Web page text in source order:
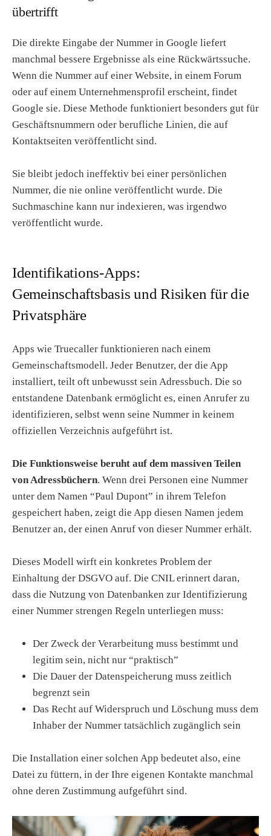
übertrifft
Die direkte Eingabe der Nummer in Google liefert
manchmal bessere Ergebnisse als eine Rückwärtssuche.
Wenn die Nummer auf einer Website, in einem Forum
oder auf einem Unternehmensprofil erscheint, findet
Google sie. Diese Methode funktioniert besonders gut für
Geschäftsnummern oder berufliche Linien, die auf
Kontaktseiten veröffentlicht sind.
Sie bleibt jedoch ineffektiv bei einer persönlichen
Nummer, die nie online veröffentlicht wurde. Die
Suchmaschine kann nur indexieren, was irgendwo
veröffentlicht wurde.
Identifikations-Apps:
Gemeinschaftsbasis und Risiken für die
Privatsphäre
Apps wie Truecaller funktionieren nach einem
Gemeinschaftsmodell. Jeder Benutzer, der die App
installiert, teilt oft unbewusst sein Adressbuch. Die so
entstandene Datenbank ermöglicht es, einen Anrufer zu
identifizieren, selbst wenn seine Nummer in keinem
offiziellen Verzeichnis aufgeführt ist.
Die Funktionsweise beruht auf dem massiven Teilen
von Adressbüchern. Wenn drei Personen eine Nummer
unter dem Namen “Paul Dupont” in ihrem Telefon
gespeichert haben, zeigt die App diesen Namen jedem
Benutzer an, der einen Anruf von dieser Nummer erhält.
Dieses Modell wirft ein konkretes Problem der
Einhaltung der DSGVO auf. Die CNIL erinnert daran,
dass die Nutzung von Datenbanken zur Identifizierung
einer Nummer strengen Regeln unterliegen muss:
Der Zweck der Verarbeitung muss bestimmt und
legitim sein, nicht nur “praktisch”
Die Dauer der Datenspeicherung muss zeitlich
begrenzt sein
Das Recht auf Widerspruch und Löschung muss dem
Inhaber der Nummer tatsächlich zugänglich sein
Die Installation einer solchen App bedeutet also, eine
Datei zu füttern, in der Ihre eigenen Kontakte manchmal
ohne deren Zustimmung aufgeführt sind.